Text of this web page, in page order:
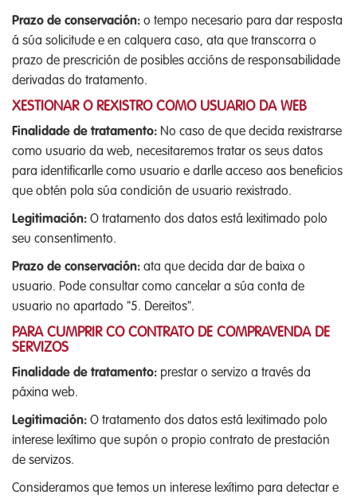
Prazo de conservación: o tempo necesario para dar resposta
á súa solicitude e en calquera caso, ata que transcorra o
prazo de prescrición de posibles accións de responsabilidade
derivadas do tratamento.
XESTIONAR O REXISTRO COMO USUARIO DA WEB
Finalidade de tratamento: No caso de que decida rexistrarse
como usuario da web, necesitaremos tratar os seus datos
para identificarlle como usuario e darlle acceso aos beneficios
que obtén pola súa condición de usuario rexistrado.
Legitimación: O tratamento dos datos está lexitimado polo
seu consentimento.
Prazo de conservación: ata que decida dar de baixa o
usuario. Pode consultar como cancelar a súa conta de
usuario no apartado "5. Dereitos".
PARA CUMPRIR CO CONTRATO DE COMPRAVENDA DE
SERVIZOS
Finalidade de tratamento: prestar o servizo a través da
páxina web.
Legitimación: O tratamento dos datos está lexitimado polo
interese lexítimo que supón o propio contrato de prestación
de servizos.
Consideramos que temos un interese lexítimo para detectar e